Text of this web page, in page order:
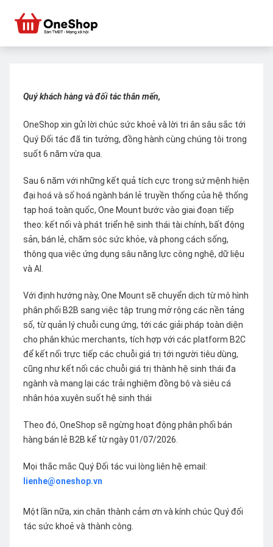
Quý khách hàng và đối tác thân mến,
OneShop xin gửi lời chúc sức khoẻ và lời tri ân sâu sắc tới
Quý Đối tác đã tin tưởng, đồng hành cùng chúng tôi trong
suốt 6 năm vừa qua.
Sau 6 năm với những kết quả tích cực trong sứ mệnh hiện
đại hoá và số hoá ngành bán lẻ truyền thống của hệ thống
tạp hoá toàn quốc, One Mount bước vào giai đoạn tiếp
theo: kết nối và phát triển hệ sinh thái tài chính, bất động
sản, bán lẻ, chăm sóc sức khỏe, và phong cách sống,
thông qua việc ứng dụng sâu năng lực công nghệ, dữ liệu
và AI.
Với định hướng này, One Mount sẽ chuyển dịch từ mô hình
phân phối B2B sang việc tập trung mở rộng các nền tảng
số, từ quản lý chuỗi cung ứng, tới các giải pháp toàn diện
cho phân khúc merchants, tích hợp với các platform B2C
để kết nối trực tiếp các chuỗi giá trị tới người tiêu dùng,
cũng như kết nối các chuỗi giá trị thành hệ sinh thái đa
ngành và mang lại các trải nghiệm đồng bộ và siêu cá
nhân hóa xuyên suốt hệ sinh thái
Theo đó, OneShop sẽ ngừng hoạt động phân phối bán
hàng bán lẻ B2B kể từ ngày 01/07/2026.
Mọi thắc mắc Quý Đối tác vui lòng liên hệ email:
lienhe@oneshop.vn
Một lần nữa, xin chân thành cảm ơn và kính chúc Quý đối
tác sức khoẻ và thành công.